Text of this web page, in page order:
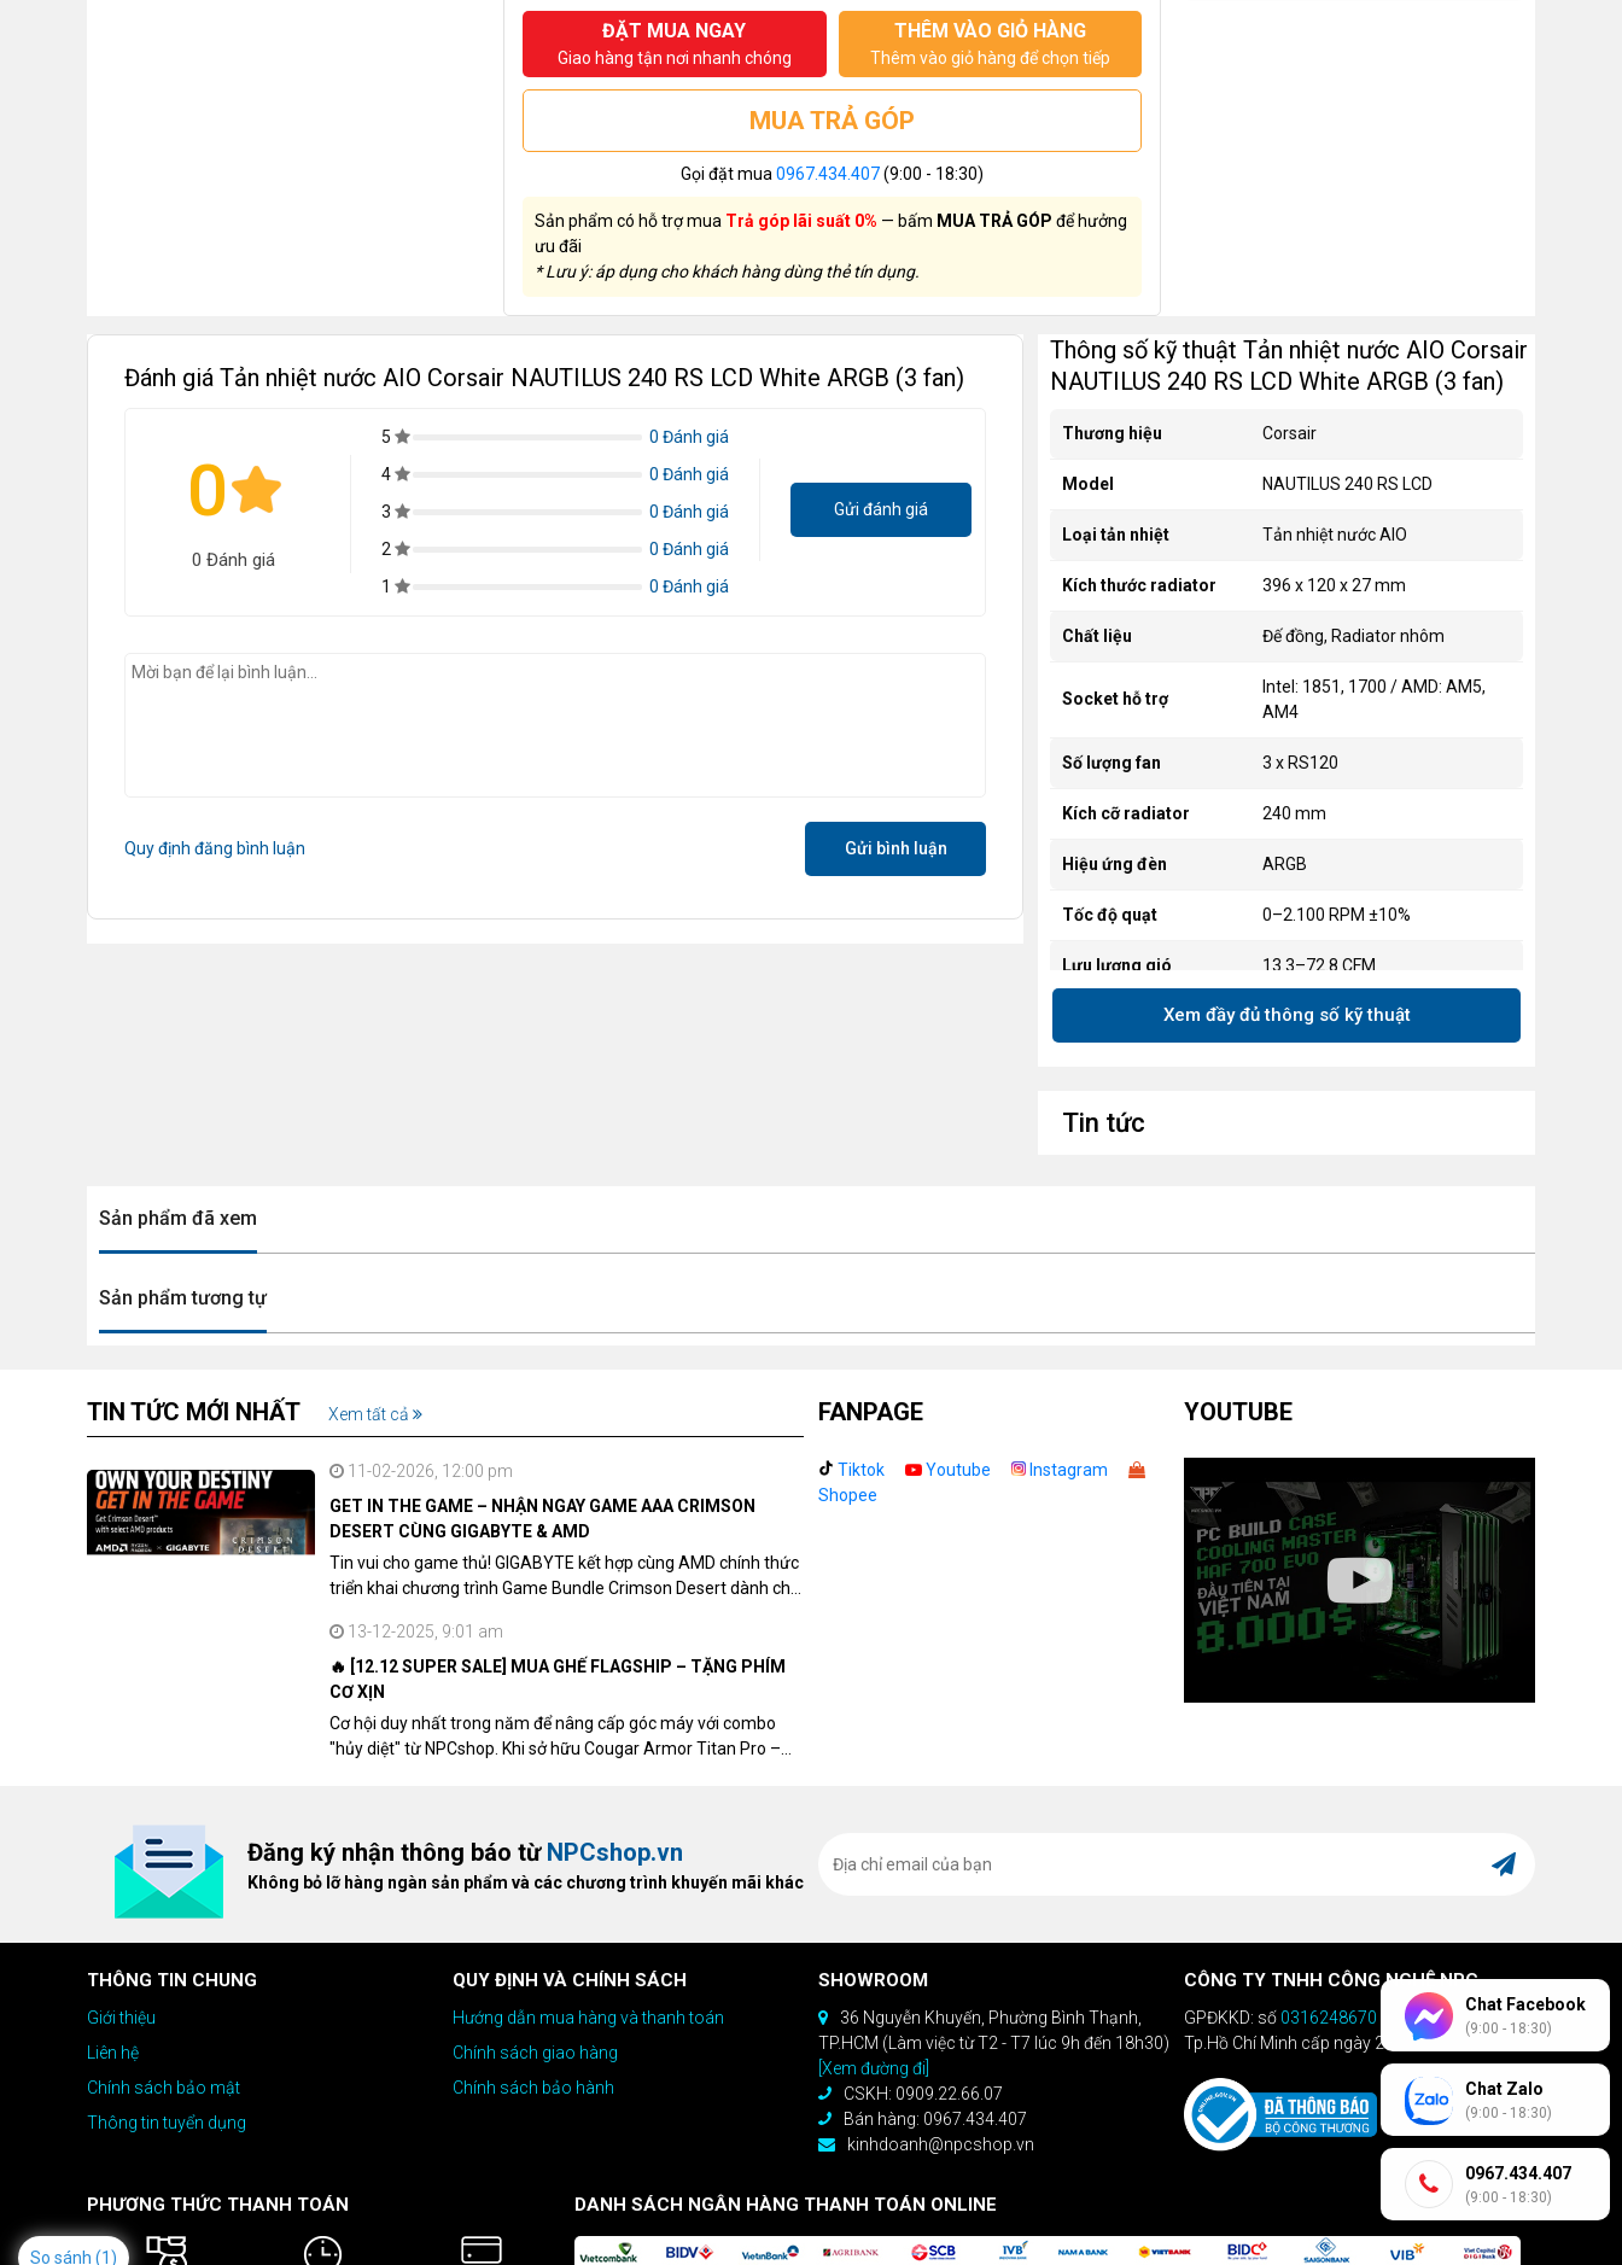
ĐẶT MUA NGAY
Giao hàng tận nơi nhanh chóng
THÊM VÀO GIỎ HÀNG
Thêm vào giỏ hàng để chọn tiếp
MUA TRẢ GÓP
Gọi đặt mua 0967.434.407(9:00 - 18:30)
Sản phẩm có hỗ trợ mua Trả góp lãi suất 0% — bấm MUA TRẢ GÓP để hưởng
ưu đãi
* Lưu ý: áp dụng cho khách hàng dùng thẻ tín dụng.
Đánh giá Tản nhiệt nước AIO Corsair NAUTILUS 240 RS LCD White ARGB (3 fan)
0
0 Đánh giá
5
0 Đánh giá
4
0 Đánh giá
3
0 Đánh giá
2
0 Đánh giá
1
0 Đánh giá
Gửi đánh giá
Quy định đăng bình luận Gửi bình luận
Thông số kỹ thuật Tản nhiệt nước AIO Corsair
NAUTILUS 240 RS LCD White ARGB (3 fan)
Thương hiệu Corsair
Model NAUTILUS 240 RS LCD
Loại tản nhiệt Tản nhiệt nước AIO
Kích thước radiator 396 x 120 x 27 mm
Chất liệu Đế đồng, Radiator nhôm
Socket hỗ trợ
Intel: 1851, 1700 / AMD: AM5,
AM4
Số lượng fan 3 x RS120
Kích cỡ radiator 240 mm
Hiệu ứng đèn ARGB
Tốc độ quạt 0–2.100 RPM ±10%
Lưu lượng gió 13.3–72.8 CFM
0.20–4.15 mm-H₂O
Chiều dài ống dẫn
Xem đầy đủ thông số kỹ thuật
Tin tức
Sản phẩm đã xem
Sản phẩm tương tự
TIN TỨC MỚI NHẤT Xem tất cả
11-02-2026, 12:00 pm
GET IN THE GAME – NHẬN NGAY GAME AAA CRIMSON
DESERT CÙNG GIGABYTE & AMD
Tin vui cho game thủ! GIGABYTE kết hợp cùng AMD chính thức
triển khai chương trình Game Bundle Crimson Desert dành cho
13-12-2025, 9:01 am
🔥 [12.12 SUPER SALE] MUA GHẾ FLAGSHIP – TẶNG PHÍM
CƠ XỊN
Cơ hội duy nhất trong năm để nâng cấp góc máy với combo
"hủy diệt" từ NPCshop. Khi sở hữu Cougar Armor Titan Pro –
FANPAGE
Tiktok Youtube
Instagram
Shopee
YOUTUBE
Đăng ký nhận thông báo từ NPCshop.vn
Không bỏ lỡ hàng ngàn sản phẩm và các chương trình khuyến mãi khác
THÔNG TIN CHUNG
Giới thiệu
Liên hệ
Chính sách bảo mật
Thông tin tuyển dụng
QUY ĐỊNH VÀ CHÍNH SÁCH
Hướng dẫn mua hàng và thanh toán
Chính sách giao hàng
Chính sách bảo hành
SHOWROOM
36 Nguyễn Khuyến, Phường Bình Thạnh,
TP.HCM (Làm việc từ T2 - T7 lúc 9h đến 18h30)
[Xem đường đi]
CSKH: 0909.22.66.07
Bán hàng: 0967.434.407
kinhdoanh@npcshop.vn
CÔNG TY TNHH CÔNG NGHỆ NPC
GPĐKKD: số 0316248670 do Sở KHĐT
Tp.Hồ Chí Minh cấp ngày 28/04/2020
PHƯƠNG THỨC THANH TOÁN DANH SÁCH NGÂN HÀNG THANH TOÁN ONLINE
Chat Facebook
(9:00 - 18:30)
Chat Zalo
(9:00 - 18:30)
0967.434.407
(9:00 - 18:30)
So sánh (1)